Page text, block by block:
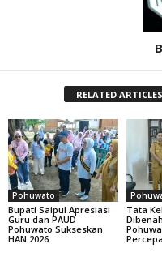
RELATED ARTICLES
Pohuwato
Bupati Saipul Apresiasi
Guru dan PAUD
Pohuwato Sukseskan
HAN 2026
Tata